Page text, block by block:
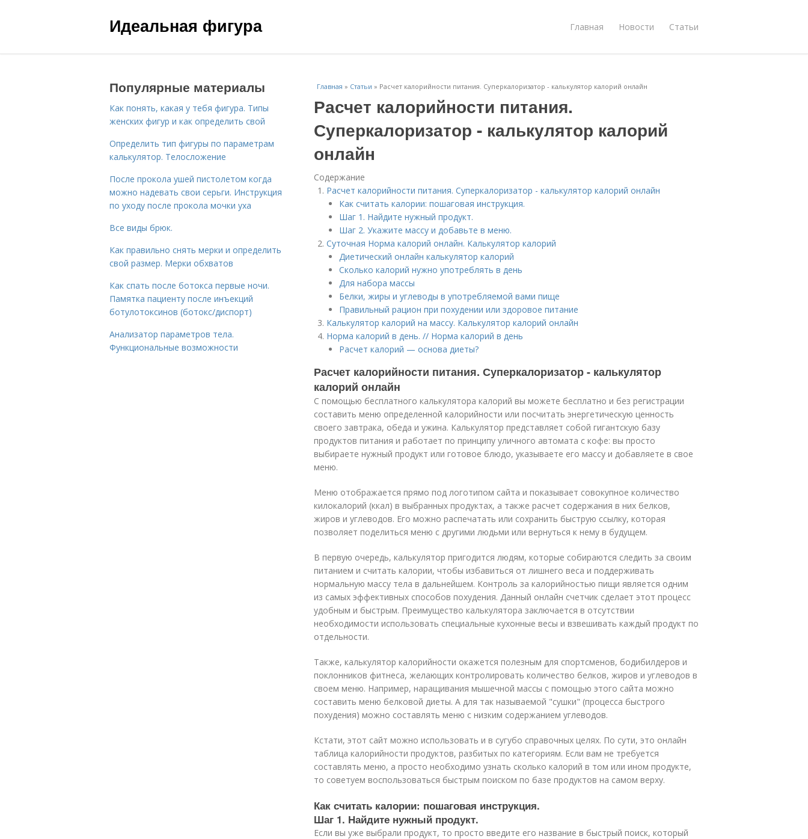
Идеальная фигура Главная Новости Статьи
Главная » Статьи » Расчет калорийности питания. Суперкалоризатор - калькулятор калорий онлайн
Расчет калорийности питания.
Суперкалоризатор - калькулятор калорий
онлайн
Содержание
Расчет калорийности питания. Суперкалоризатор - калькулятор калорий онлайн
Как считать калории: пошаговая инструкция.
Шаг 1. Найдите нужный продукт.
Шаг 2. Укажите массу и добавьте в меню.
Суточная Норма калорий онлайн. Калькулятор калорий
Диетический онлайн калькулятор калорий
Сколько калорий нужно употреблять в день
Для набора массы
Белки, жиры и углеводы в употребляемой вами пище
Правильный рацион при похудении или здоровое питание
Калькулятор калорий на массу. Калькулятор калорий онлайн
Норма калорий в день. // Норма калорий в день
Расчет калорий — основа диеты?
Расчет калорийности питания. Суперкалоризатор - калькулятор
калорий онлайн
С помощью бесплатного калькулятора калорий вы можете бесплатно и без регистрации
составить меню определенной калорийности или посчитать энергетическую ценность
своего завтрака, обеда и ужина. Калькулятор представляет собой гигантскую базу
продуктов питания и работает по принципу уличного автомата с кофе: вы просто
выбираете нужный продукт или готовое блюдо, указываете его массу и добавляете в свое
меню.
Меню отображается прямо под логотипом сайта и показывает совокупное количество
килокалорий (ккал) в выбранных продуктах, а также расчет содержания в них белков,
жиров и углеводов. Его можно распечатать или сохранить быструю ссылку, которая
позволяет поделиться меню с другими людьми или вернуться к нему в будущем.
В первую очередь, калькулятор пригодится людям, которые собираются следить за своим
питанием и считать калории, чтобы избавиться от лишнего веса и поддерживать
нормальную массу тела в дальнейшем. Контроль за калорийностью пищи является одним
из самых эффективных способов похудения. Данный онлайн счетчик сделает этот процесс
удобным и быстрым. Преимущество калькулятора заключается в отсутствии
необходимости использовать специальные кухонные весы и взвешивать каждый продукт по
отдельности.
Также, калькулятор калорийности окажется полезным для спортсменов, бодибилдеров и
поклонников фитнеса, желающих контролировать количество белков, жиров и углеводов в
своем меню. Например, наращивания мышечной массы с помощью этого сайта можно
составить меню белковой диеты. А для так называемой "сушки" (процесса быстрого
похудения) можно составлять меню с низким содержанием углеводов.
Кстати, этот сайт можно использовать и в сугубо справочных целях. По сути, это онлайн
таблица калорийности продуктов, разбитых по категориям. Если вам не требуется
составлять меню, а просто необходимо узнать сколько калорий в том или ином продукте,
то советуем воспользоваться быстрым поиском по базе продуктов на самом верху.
Как считать калории: пошаговая инструкция.
Шаг 1. Найдите нужный продукт.
Если вы уже выбрали продукт, то просто введите его название в быстрый поиск, который
Популярные материалы
Как понять, какая у тебя фигура. Типы
женских фигур и как определить свой
Определить тип фигуры по параметрам
калькулятор. Телосложение
После прокола ушей пистолетом когда
можно надевать свои серьги. Инструкция
по уходу после прокола мочки уха
Все виды брюк.
Как правильно снять мерки и определить
свой размер. Мерки обхватов
Как спать после ботокса первые ночи.
Памятка пациенту после инъекций
ботулотоксинов (ботокс/диспорт)
Анализатор параметров тела.
Функциональные возможности